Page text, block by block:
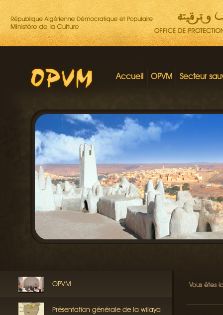
Accueil OPVM Secteur
OPVM
Présentation générale de la wilaya
Vous êtes